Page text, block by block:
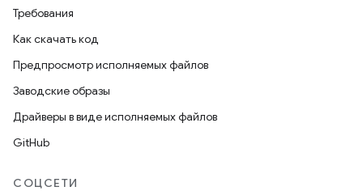
Требования
Как скачать код
Предпросмотр исполняемых файлов
Заводские образы
Драйверы в виде исполняемых файлов
GitHub
СОЦСЕТИ